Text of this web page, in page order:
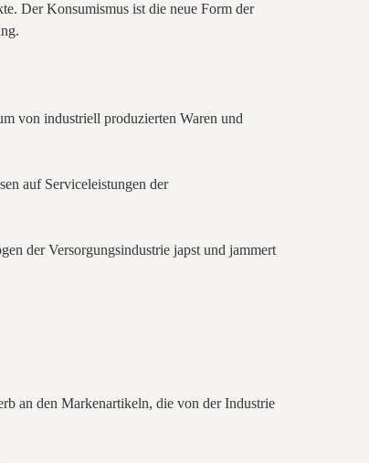
Der Konsumismus ist die neue Form der
von industriell produzierten Waren und
auf Serviceleistungen der
der Versorgungsindustrie japst und jammert
an den Markenartikeln, die von der Industrie